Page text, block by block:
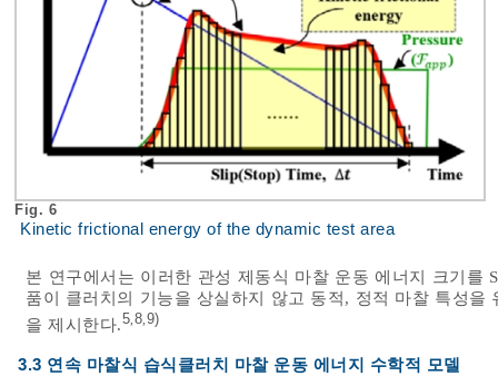
Fig. 6
Kinetic frictional energy of the dynamic test area
본 연구에서는 이러한 관성 제동식 마찰 운동 에너지 크기를
품이 클러치의 기능을 상실하지 않고 동적, 정적 마찰 특성
을 제시한다.5 8 9)
3.3 연속 마찰식 습식클러치 마찰 운동 에너지 수학적 모델